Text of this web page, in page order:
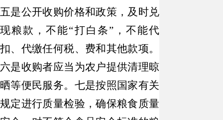
五是公开收购价格和政策，及时兑
现粮款，不能“打白条”，不能代
扣、代缴任何税、费和其他款项。
六是收购者应当为农户提供清理晾
晒等便民服务。 七是按照国家有关
规定进行质量检验，确保粮食质量